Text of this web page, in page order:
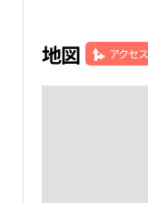
地図 アクセス